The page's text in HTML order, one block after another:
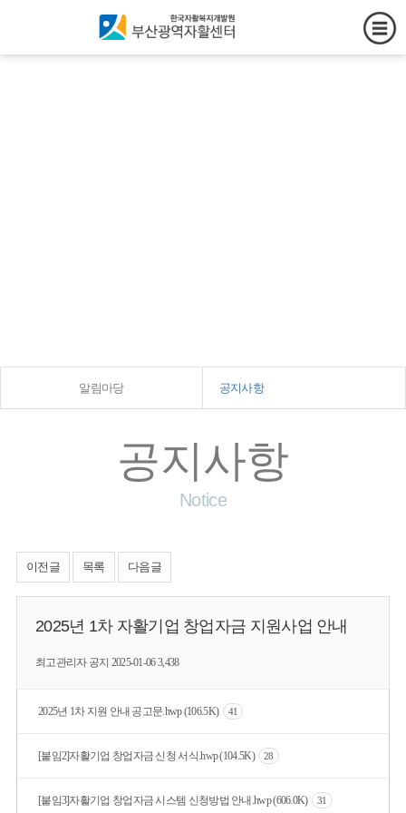
알림마당 공지사항
공지사항
Notice
이전글 목록 다음글
2025년 1차 자활기업 창업자금 지원사업 안내
최고관리자 공지 2025-01-063,438
2025년 1차 지원 안내 공고문.hwp (106.5K) 41
[붙임2]자활기업 창업자금 신청 서식.hwp (104.5K) 28
[붙임3]자활기업 창업자금 시스템 신청방법 안내.hwp (606.0K) 31